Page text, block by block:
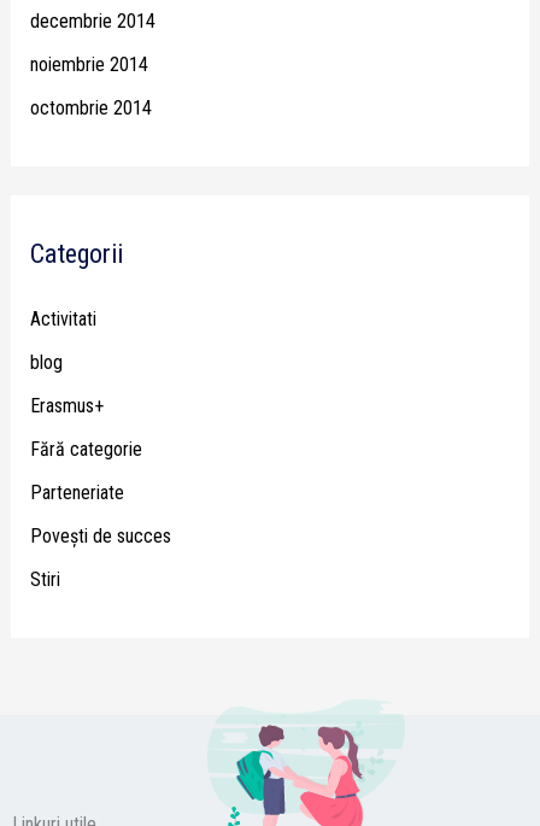
decembrie 2014
noiembrie 2014
octombrie 2014
Categorii
Activitati
blog
Erasmus+
Fără categorie
Parteneriate
Poveşti de succes
Stiri